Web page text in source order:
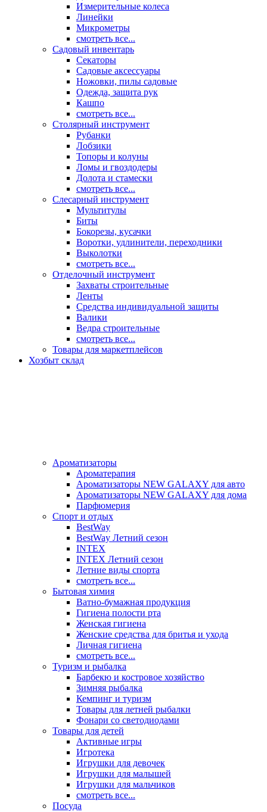
Измерительные колеса
Линейки
Микрометры
смотреть все...
Садовый инвентарь
Секаторы
Садовые аксессуары
Ножовки, пилы садовые
Одежда, защита рук
Кашпо
смотреть все...
Столярный инструмент
Рубанки
Лобзики
Топоры и колуны
Ломы и гвоздодеры
Долота и стамески
смотреть все...
Слесарный инструмент
Мультитулы
Биты
Бокорезы, кусачки
Воротки, удлинители, переходники
Выколотки
смотреть все...
Отделочный инструмент
Захваты строительные
Ленты
Средства индивидуальной защиты
Валики
Ведра строительные
смотреть все...
Товары для маркетплейсов
Хозбыт склад
Ароматизаторы
Ароматерапия
Ароматизаторы NEW GALAXY для авто
Ароматизаторы NEW GALAXY для дома
Парфюмерия
Спорт и отдых
BestWay
BestWay Летний сезон
INTEX
INTEX Летний сезон
Летние виды спорта
смотреть все...
Бытовая химия
Ватно-бумажная продукция
Гигиена полости рта
Женская гигиена
Женские средства для бритья и ухода
Личная гигиена
смотреть все...
Туризм и рыбалка
Барбекю и костровое хозяйство
Зимняя рыбалка
Кемпинг и туризм
Товары для летней рыбалки
Фонари со светодиодами
Товары для детей
Активные игры
Игротека
Игрушки для девочек
Игрушки для малышей
Игрушки для мальчиков
смотреть все...
Посуда